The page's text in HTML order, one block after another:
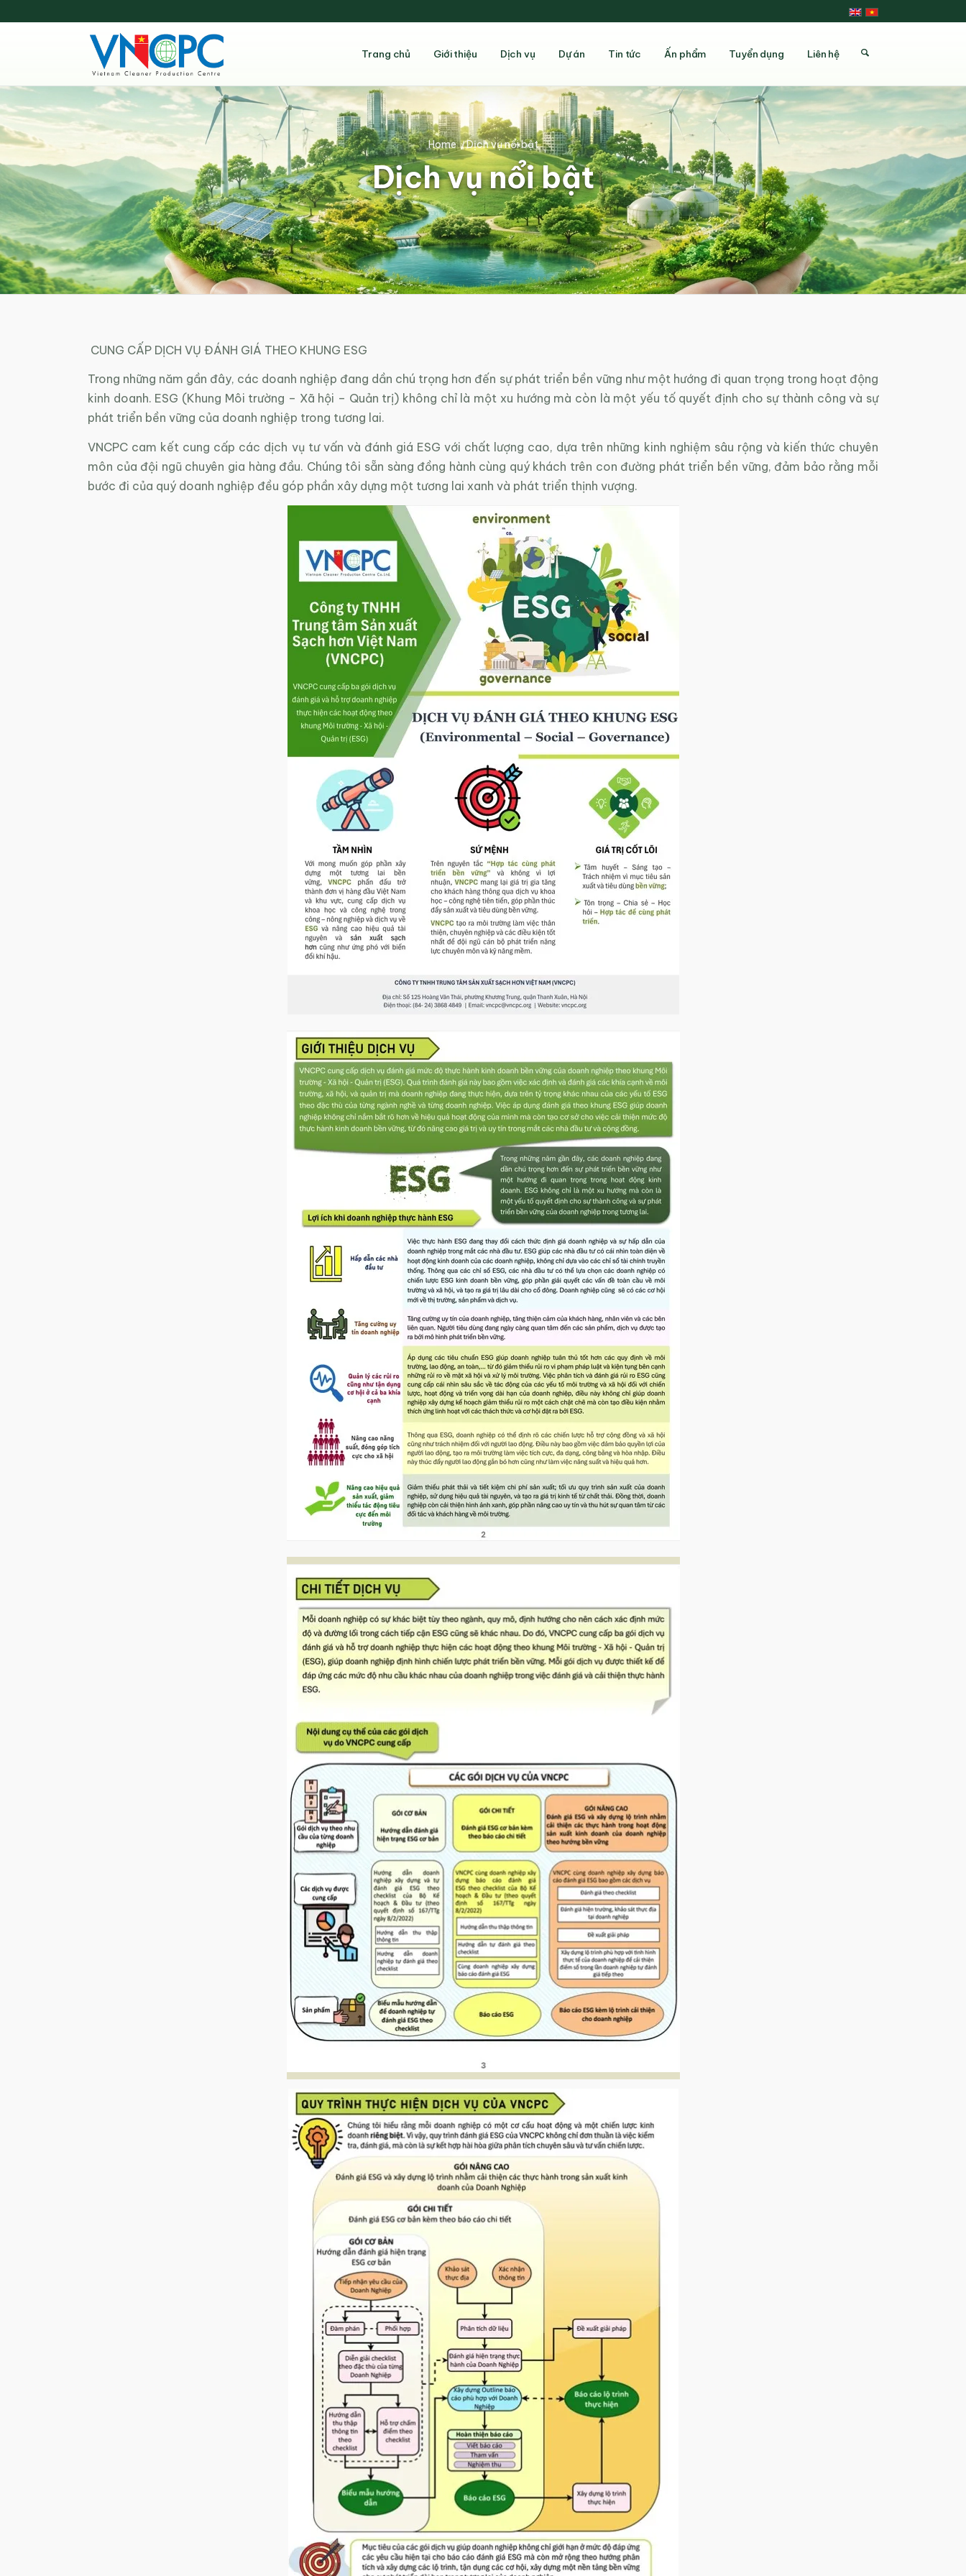
Trang chủ Giới thiệu Dịch vụ Dự án Tin tức Ấn phẩm Tuyển dụng Liên hệ
Dịch vụ nổi bật
Home /Dịch vụ nổi bật
CUNG CẤP DỊCH VỤ ĐÁNH GIÁ THEO KHUNG ESG
Trong những năm gần đây, các doanh nghiệp đang dần chú trọng hơn đến sự phát triển bền vững như một hướng đi quan trọng trong hoạt động
kinh doanh. ESG (Khung Môi trường – Xã hội – Quản trị) không chỉ là một xu hướng mà còn là một yếu tố quyết định cho sự thành công và sự
phát triển bền vững của doanh nghiệp trong tương lai.
VNCPC cam kết cung cấp các dịch vụ tư vấn và đánh giá ESG với chất lượng cao, dựa trên những kinh nghiệm sâu rộng và kiến thức chuyên
môn của đội ngũ chuyên gia hàng đầu. Chúng tôi sẵn sàng đồng hành cùng quý khách trên con đường phát triển bền vững, đảm bảo rằng mỗi
bước đi của quý doanh nghiệp đều góp phần xây dựng một tương lai xanh và phát triển thịnh vượng.